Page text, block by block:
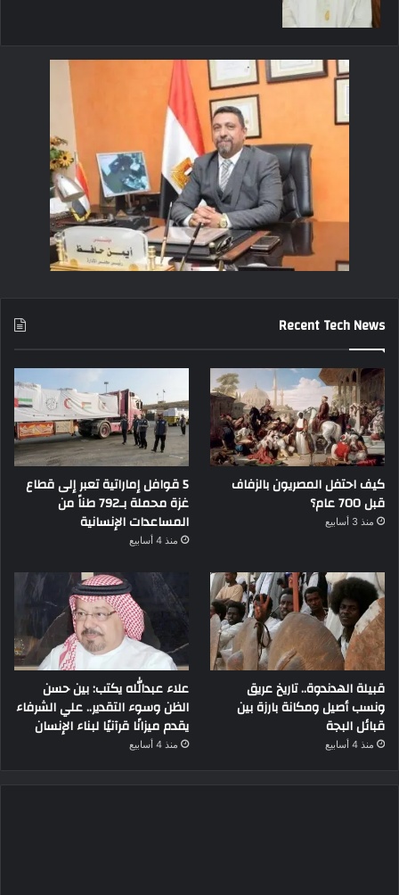
Recent Tech News
كيف احتفل المصريون بالزفاف
قبل 700 عام؟
منذ 3 أسابيع
5 قوافل إماراتية تعبر إلى قطاع
غزة محملة بـ792 طناً من
المساعدات الإنسانية
منذ 4 أسابيع
قبيلة الهدندوة.. تاريخ عريق
ونسب أصيل ومكانة بارزة بين
قبائل البجة
منذ 4 أسابيع
علاء عبدالله يكتب: بين حسن
الظن وسوء التقدير.. علي الشرفاء
يقدم ميزانًا قرآنيًا لبناء الإنسان
منذ 4 أسابيع